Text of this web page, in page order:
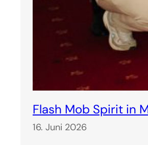
Flash Mob Spirit in
16. Juni 2026